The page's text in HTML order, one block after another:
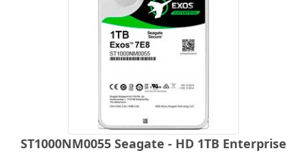
ST1000NM0055 Seagate - HD 1TB Enterprise